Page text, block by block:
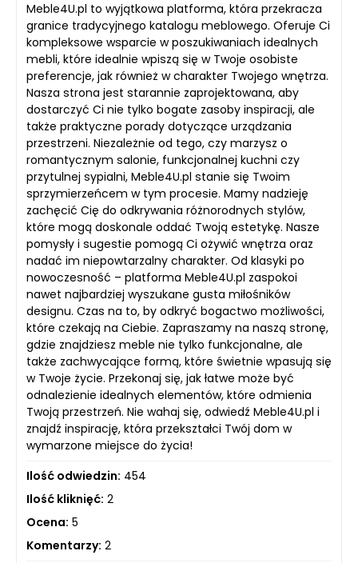
Meble4U.pl to wyjątkowa platforma, która przekracza
granice tradycyjnego katalogu meblowego. Oferuje Ci
kompleksowe wsparcie w poszukiwaniach idealnych
mebli, które idealnie wpiszą się w Twoje osobiste
preferencje, jak również w charakter Twojego wnętrza.
Nasza strona jest starannie zaprojektowana, aby
dostarczyć Ci nie tylko bogate zasoby inspiracji, ale
także praktyczne porady dotyczące urządzania
przestrzeni. Niezależnie od tego, czy marzysz o
romantycznym salonie, funkcjonalnej kuchni czy
przytulnej sypialni, Meble4U.pl stanie się Twoim
sprzymierzeńcem w tym procesie. Mamy nadzieję
zachęcić Cię do odkrywania różnorodnych stylów,
które mogą doskonale oddać Twoją estetykę. Nasze
pomysły i sugestie pomogą Ci ożywić wnętrza oraz
nadać im niepowtarzalny charakter. Od klasyki po
nowoczesność – platforma Meble4U.pl zaspokoi
nawet najbardziej wyszukane gusta miłośników
designu. Czas na to, by odkryć bogactwo możliwości,
które czekają na Ciebie. Zapraszamy na naszą stronę,
gdzie znajdziesz meble nie tylko funkcjonalne, ale
także zachwycające formą, które świetnie wpasują się
w Twoje życie. Przekonaj się, jak łatwe może być
odnalezienie idealnych elementów, które odmienia
Twoją przestrzeń. Nie wahaj się, odwiedź Meble4U.pl i
znajdź inspirację, która przekształci Twój dom w
wymarzone miejsce do życia!
Ilość odwiedzin: 454
Ilość kliknięć: 2
Ocena: 5
Komentarzy: 2